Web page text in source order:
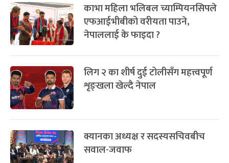
काभा महिला भलिबल च्याम्पियनसिपले
एफआईभीबीको वरीयता पाउने,
नेपाललाई के फाइदा ?
लिग २ का शीर्ष दुई टोलीसँग महत्त्वपूर्ण
शृङ्खला खेल्दै नेपाल
क्यानका अध्यक्ष र सदस्यसचिवबीच
सवाल-जवाफ